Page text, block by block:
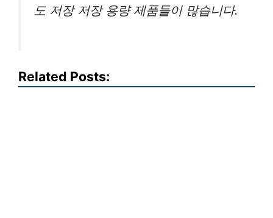
도 저장 저장 용량 제품들이 많습니다.
Related Posts: